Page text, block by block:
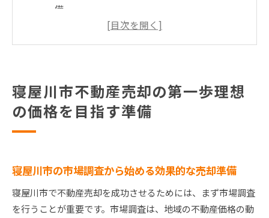
備
地域特性を理解し理想の売却価格を設定する方
法
売却時期の見極め方：寝屋川市の市場動向
成功への第一歩：売却計画の立案
する
手数料交渉のポイントとその効果
コスト削減のためのDIY術
寝屋川市不動産売却の第一歩理想
の価格を目指す準備
寝屋川市の市場調査から始める効果的な売却準備
寝屋川市で不動産売却を成功させるためには、まず市場調査
を行うことが重要です。市場調査は、地域の不動産価格の動